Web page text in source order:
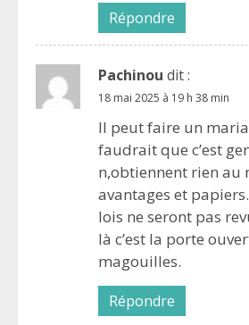
Répondre
Pachinou dit :
18 mai 2025 à 19 h 38 min
Il peut faire un
faudrait que c’est
n,obtiennent rien au
avantages et
lois ne seront pas
là c’est la porte
magouilles.
Répondre